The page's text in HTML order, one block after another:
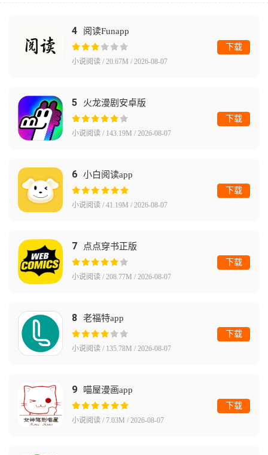
4 阅读Funapp
小说阅读 / 20.67M / 2026-08-07
下载
5 火龙漫剧安卓版
小说阅读 / 143.19M / 2026-08-07
下载
6 小白阅读app
小说阅读 / 41.19M / 2026-08-07
下载
7 点点穿书正版
小说阅读 / 208.77M / 2026-08-07
下载
8 老福特app
小说阅读 / 135.78M / 2026-08-07
下载
9 喵屋漫画app
小说阅读 / 7.03M / 2026-08-07
下载